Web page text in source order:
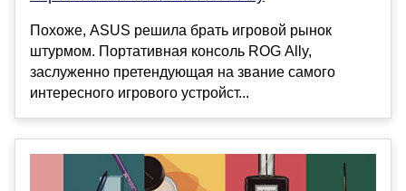
Похоже, ASUS решила брать игровой рынок
штурмом. Портативная консоль ROG Ally,
заслуженно претендующая на звание самого
интересного игрового устройст...